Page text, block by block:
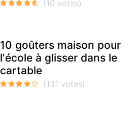
10 goûters maison pour
l'école à glisser dans le
cartable